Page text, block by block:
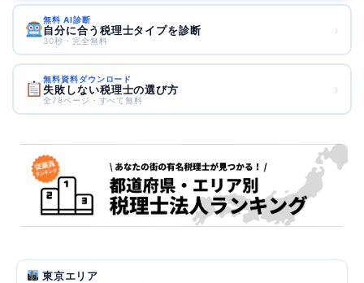
無料 AI診断
自分に合う税理士タイプを診断
30秒・完全無料
›
無料資料ダウンロード
失敗しない税理士の選び方
全78ページ・すべて無料
›
東京エリア